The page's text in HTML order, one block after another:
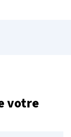
votre